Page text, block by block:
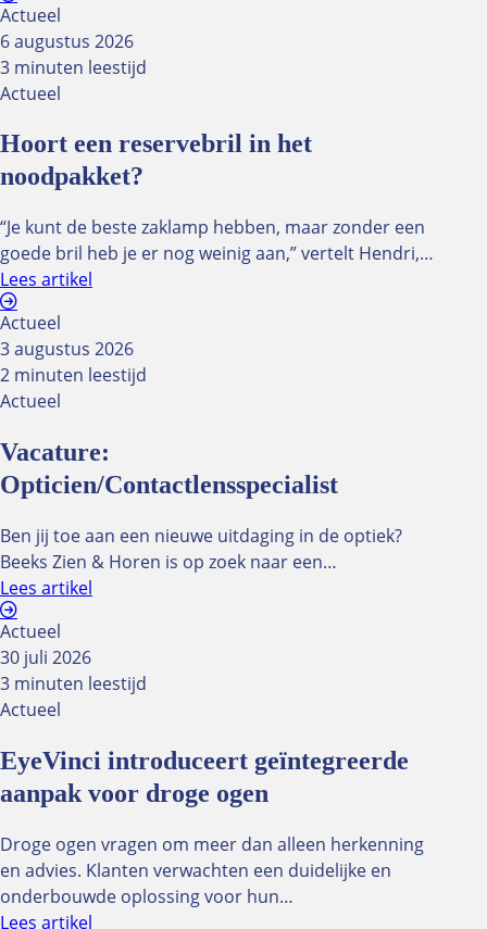
Actueel
6 augustus 2026
3 minuten leestijd
Actueel
Hoort een reservebril in het
noodpakket?
“Je kunt de beste zaklamp hebben, maar zonder een
goede bril heb je er nog weinig aan,” vertelt Hendri,…
Lees artikel
Actueel
3 augustus 2026
2 minuten leestijd
Actueel
Vacature:
Opticien/Contactlensspecialist
Ben jij toe aan een nieuwe uitdaging in de optiek?
Beeks Zien & Horen is op zoek naar een…
Lees artikel
Actueel
30 juli 2026
3 minuten leestijd
Actueel
EyeVinci introduceert geïntegreerde
aanpak voor droge ogen
Droge ogen vragen om meer dan alleen herkenning
en advies. Klanten verwachten een duidelijke en
onderbouwde oplossing voor hun…
Lees artikel